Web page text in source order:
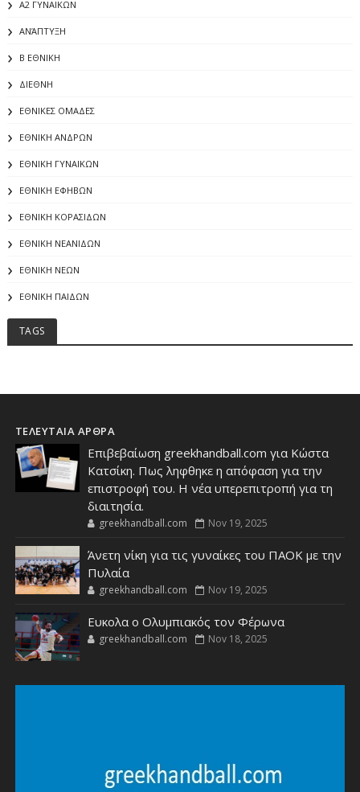
Α2 ΓΥΝΑΙΚΩΝ
ΑΝΆΠΤΥΞΗ
Β ΕΘΝΙΚΗ
ΔΙΕΘΝΗ
ΕΘΝΙΚΕΣ ΟΜΑΔΕΣ
ΕΘΝΙΚΗ ΑΝΔΡΩΝ
ΕΘΝΙΚΗ ΓΥΝΑΙΚΩΝ
ΕΘΝΙΚΗ ΕΦΗΒΩΝ
ΕΘΝΙΚΗ ΚΟΡΑΣΙΔΩΝ
ΕΘΝΙΚΗ ΝΕΑΝΙΔΩΝ
ΕΘΝΙΚΗ ΝΕΩΝ
ΕΘΝΙΚΗ ΠΑΙΔΩΝ
TAGS
ΤΕΛΕΥΤΑΙΑ ΑΡΘΡΑ
Επιβεβαίωση greekhandball.com για Κώστα
Κατσίκη. Πως ληφθηκε η απόφαση για την
επιστροφή του. Η νέα υπερεπιτροπή για τη
διαιτησία.
greekhandball.com Nov 19, 2025
Άνετη νίκη για τις γυναίκες του ΠΑΟΚ με την
Πυλαία
greekhandball.com Nov 19, 2025
Ευκολα ο Ολυμπιακός τον Φέρωνα
greekhandball.com Nov 18, 2025